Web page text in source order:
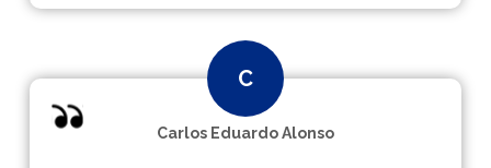
Carlos Eduardo Alonso